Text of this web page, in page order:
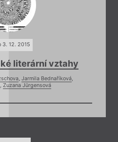
3. 12. 2015
literární vztahy
, Jarmila Bednaříková,
, Zuzana Jürgensová